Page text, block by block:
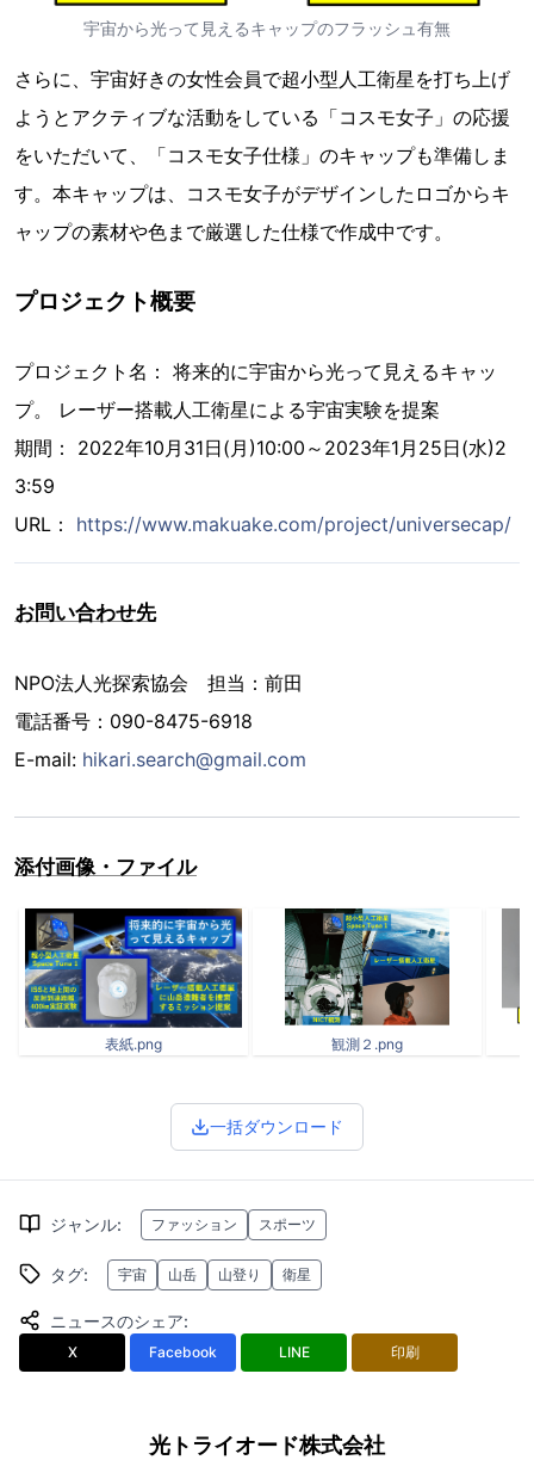
宇宙から光って見えるキャップのフラッシュ有無
さらに、宇宙好きの女性会員で超小型人工衛星を打ち上げ
ようとアクティブな活動をしている「コスモ女子」の応援
をいただいて、「コスモ女子仕様」のキャップも準備しま
す。本キャップは、コスモ女子がデザインしたロゴからキ
ャップの素材や色まで厳選した仕様で作成中です。
プロジェクト概要
プロジェクト名： 将来的に宇宙から光って見えるキャッ
プ。 レーザー搭載人工衛星による宇宙実験を提案
期間： 2022年10月31日(月)10:00～2023年1月25日(水)2
3:59
URL： https://www.makuake.com/project/universecap/
お問い合わせ先
NPO法人光探索協会 担当：前田
電話番号：090-8475-6918
E-mail: hikari.search@gmail.com
添付画像・ファイル
表紙.png 観測２.png
一括ダウンロード
ジャンル: ファッション スポーツ
タグ: 宇宙 山岳 山登り 衛星
ニュースのシェア:
X Facebook LINE 印刷
光トライオード株式会社